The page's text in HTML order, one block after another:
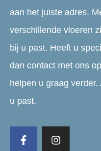
aan het juiste adres.
verschillende vloeren
bij u past. Heeft u
dan contact met ons
helpen u graag
u past.